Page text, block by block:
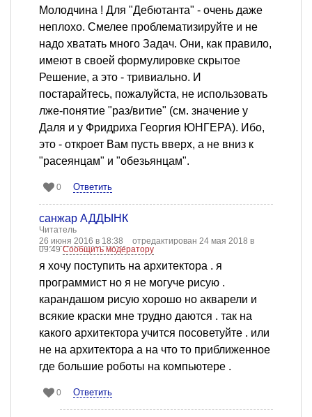
Молодчина ! Для "Дебютанта" - очень даже
неплохо. Смелее проблематизируйте и не
надо хватать много Задач. Они, как правило,
имеют в своей формулировке скрытое
Решение, а это - тривиально. И
постарайтесь, пожалуйста, не использовать
лже-понятие "раз/витие" (см. значение у
Даля и у Фридриха Георгия ЮНГЕРА). Ибо,
это - откроет Вам пусть вверх, а не вниз к
"расеянцам" и "обезьянцам".
0 Ответить
санжар АДДЫНК
Читатель
26 июня 2016 в 18:38
отредактирован 24 мая 2018 в
09:49Сообщить модератору
я хочу поступить на архитектора . я
программист но я не могуче рисую .
карандашом рисую хорошо но акварели и
всякие краски мне трудно даются . так на
какого архитектора учится посоветуйте . или
не на архитектора а на что то приближенное
где большие роботы на компьютере .
0 Ответить